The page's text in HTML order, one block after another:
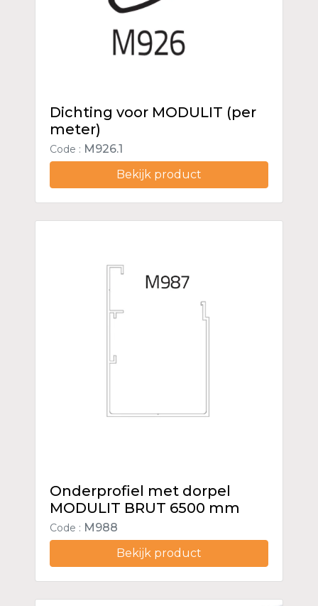
Dichting voor MODULIT (per
meter)
Code : M926.1
Bekijk product
Onderprofiel met dorpel
MODULIT BRUT 6500 mm
Code : M988
Bekijk product